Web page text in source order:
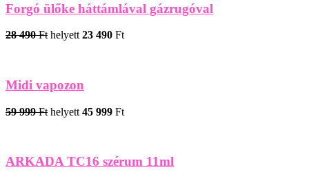
Forgó ülőke háttámlával gázrugóval
28 490 Ft helyett 23 490 Ft
Midi vapozon
59 999 Ft helyett 45 999 Ft
ARKADA TC16 szérum 11ml